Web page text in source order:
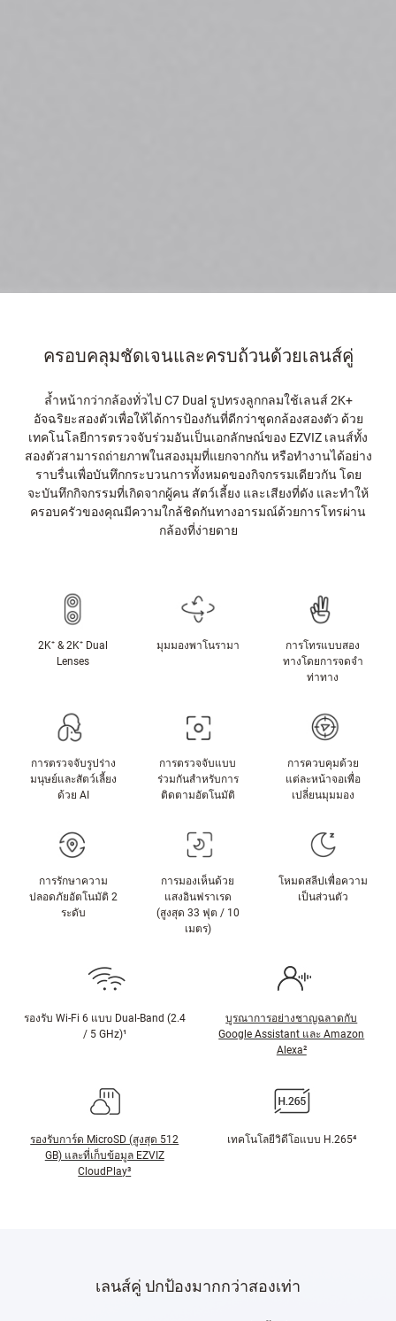
ครอบคลุมชัดเจนและครบถ้วนด้วยเลนส์คู่
ล้ำหน้ากว่ากล้องทั่วไป C7 Dual รูปทรงลูกกลมใช้เลนส์ 2K+
อัจฉริยะสองตัวเพื่อให้ได้การป้องกันที่ดีกว่าชุดกล้องสองตัว ด้วย
เทคโนโลยีการตรวจจับร่วมอันเป็นเอกลักษณ์ของ EZVIZ เลนส์ทั้ง
สองตัวสามารถถ่ายภาพในสองมุมที่แยกจากกัน หรือทำงานได้อย่าง
ราบรื่นเพื่อบันทึกกระบวนการทั้งหมดของกิจกรรมเดียวกัน โดย
จะบันทึกกิจกรรมที่เกิดจากผู้คน สัตว์เลี้ยง และเสียงที่ดัง และทำให้
ครอบครัวของคุณมีความใกล้ชิดกันทางอารมณ์ด้วยการโทรผ่าน
กล้องที่ง่ายดาย
2K⁺ & 2K⁺ Dual
Lenses
มุมมองพาโนรามา
การโทรแบบสอง
ทางโดยการจดจำ
ท่าทาง
การตรวจจับรูปร่าง
มนุษย์และสัตว์เลี้ยง
ด้วย AI
การตรวจจับแบบ
ร่วมกันสำหรับการ
ติดตามอัตโนมัติ
การควบคุมด้วย
แต่ละหน้าจอเพื่อ
เปลี่ยนมุมมอง
การรักษาความ
ปลอดภัยอัตโนมัติ 2
ระดับ
การมองเห็นด้วย
แสงอินฟราเรด
(สูงสุด 33 ฟุต / 10
เมตร)
โหมดสลีปเพื่อความ
เป็นส่วนตัว
รองรับ Wi-Fi 6 แบบ Dual-Band (2.4
/ 5 GHz)¹
บูรณาการอย่างชาญฉลาดกับ
Google Assistant และ Amazon
Alexa²
รองรับการ์ด MicroSD (สูงสุด 512
GB) และที่เก็บข้อมูล EZVIZ
CloudPlay³
เทคโนโลยีวิดีโอแบบ H.265⁴
เลนส์คู่ ปกป้องมากกว่าสองเท่า